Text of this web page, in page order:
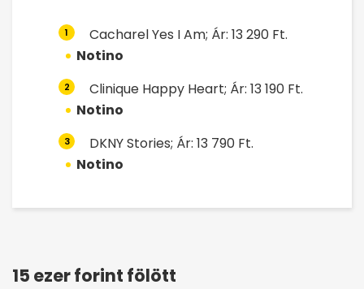
1
Cacharel Yes I Am; Ár: 13 290 Ft.
Notino
2
Clinique Happy Heart; Ár: 13 190 Ft.
Notino
3
DKNY Stories; Ár: 13 790 Ft.
Notino
15 ezer forint fölött